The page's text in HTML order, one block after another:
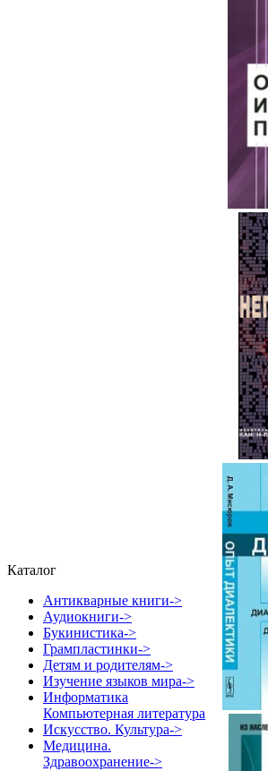
Каталог
Антикварные книги->
Аудиокниги->
Букинистика->
Грампластинки->
Детям и родителям->
Изучение языков мира->
Информатика
Компьютерная литература
Искусство. Культура->
Медицина.
Здравоохранение->